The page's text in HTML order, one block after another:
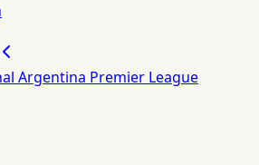
Argentina Premier League